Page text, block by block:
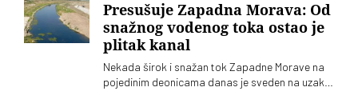
Presušuje Zapadna Morava: Od
snažnog vodenog toka ostao je
plitak kanal
Nekada širok i snažan tok Zapadne Morave na
pojedinim deonicama danas je sveden na uzak,